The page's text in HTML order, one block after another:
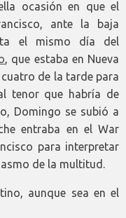
ocasión en que el
ante la baja
el mismo día del
, que estaba en Nueva
cuatro de la tarde para
tenor que habría de
Domingo se subió a
entraba en el War
para interpretar
de la multitud.
aunque sea en el